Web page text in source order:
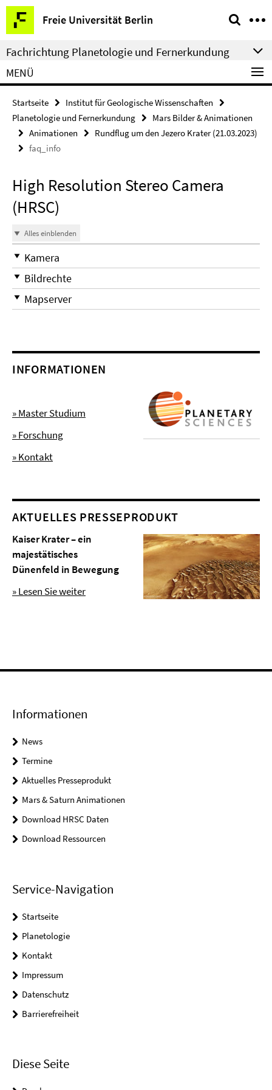
Springe
direkt
zu
Inhalt
Freie Universität Berlin
Service-
Navigation
Fachrichtung Planetologie und Fernerkundung
MENÜ
Startseite
Institut für Geologische Wissenschaften
Planetologie und Fernerkundung
Mars Bilder & Animationen
Animationen
Rundflug um den Jezero Krater (21.03.2023)
faq_info
High Resolution Stereo Camera
(HRSC)
Alles einblenden
Kamera
Bildrechte
Mapserver
INFORMATIONEN
» Master Studium
» Forschung
» Kontakt
AKTUELLES PRESSEPRODUKT
Kaiser Krater – ein
majestätisches
Dünenfeld in Bewegung
» Lesen Sie weiter
Informationen
News
Termine
Aktuelles Presseprodukt
Mars & Saturn Animationen
Download HRSC Daten
Download Ressourcen
Service-Navigation
Startseite
Planetologie
Kontakt
Impressum
Datenschutz
Barrierefreiheit
Diese Seite